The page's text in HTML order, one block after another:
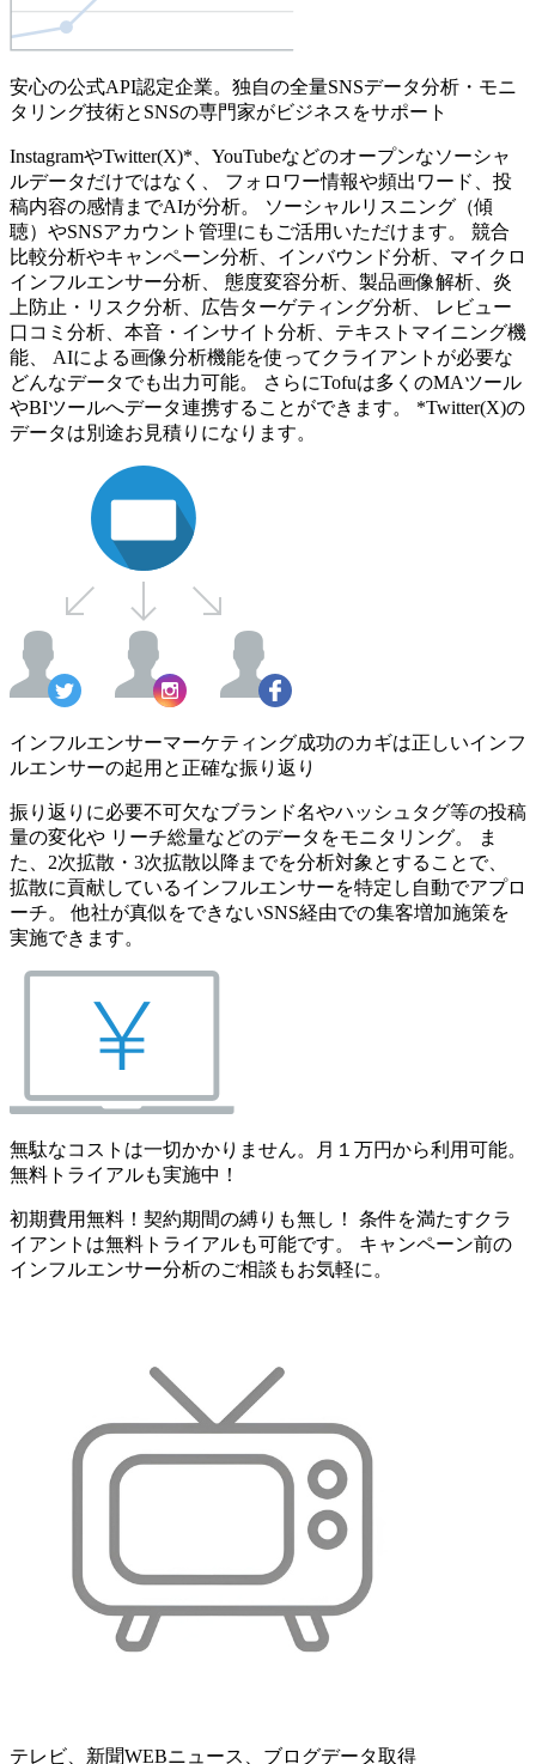
安心の公式API認定企業。独自の全量SNSデータ分析・モニ
タリング技術とSNSの専門家がビジネスをサポート
InstagramやTwitter(X)*、YouTubeなどのオープンなソーシャ
ルデータだけではなく、 フォロワー情報や頻出ワード、投
稿内容の感情までAIが分析。 ソーシャルリスニング（傾
聴）やSNSアカウント管理にもご活用いただけます。 競合
比較分析やキャンペーン分析、インバウンド分析、マイクロ
インフルエンサー分析、 態度変容分析、製品画像解析、炎
上防止・リスク分析、広告ターゲティング分析、 レビュー
口コミ分析、本音・インサイト分析、テキストマイニング機
能、 AIによる画像分析機能を使ってクライアントが必要な
どんなデータでも出力可能。 さらにTofuは多くのMAツール
やBIツールへデータ連携することができます。 *Twitter(X)の
データは別途お見積りになります。
インフルエンサーマーケティング成功のカギは正しいインフ
ルエンサーの起用と正確な振り返り
振り返りに必要不可欠なブランド名やハッシュタグ等の投稿
量の変化や リーチ総量などのデータをモニタリング。 ま
た、2次拡散・3次拡散以降までを分析対象とすることで、
拡散に貢献しているインフルエンサーを特定し自動でアプロ
ーチ。 他社が真似をできないSNS経由での集客増加施策を
実施できます。
無駄なコストは一切かかりません。月１万円から利用可能。
無料トライアルも実施中！
初期費用無料！契約期間の縛りも無し！ 条件を満たすクラ
イアントは無料トライアルも可能です。 キャンペーン前の
インフルエンサー分析のご相談もお気軽に。
テレビ、新聞WEBニュース、ブログデータ取得